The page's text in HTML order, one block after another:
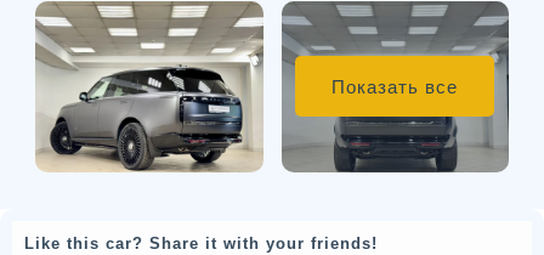
Показать все
Like this car? Share it with your friends!